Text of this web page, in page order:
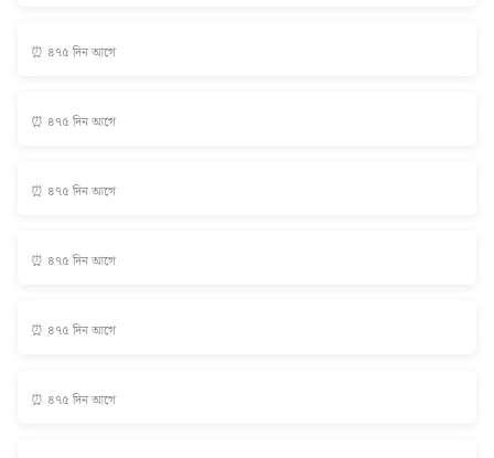
⏰ ৪৭৫ দিন আগে
⏰ ৪৭৫ দিন আগে
⏰ ৪৭৫ দিন আগে
⏰ ৪৭৫ দিন আগে
⏰ ৪৭৫ দিন আগে
⏰ ৪৭৫ দিন আগে